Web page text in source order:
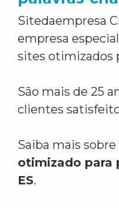
Sitedaempresa
empresa
sites otimizados
São mais de 25
clientes
Saiba mais sobre
otimizado para
ES.